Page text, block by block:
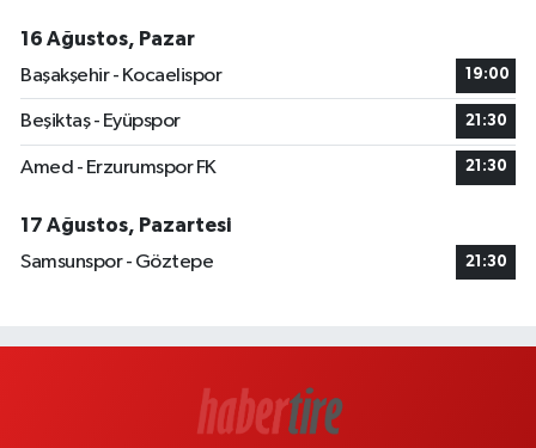
16 Ağustos, Pazar
Başakşehir - Kocaelispor
19:00
Beşiktaş - Eyüpspor 21:30
Amed - Erzurumspor FK 21:30
17 Ağustos, Pazartesi
Samsunspor - Göztepe
21:30